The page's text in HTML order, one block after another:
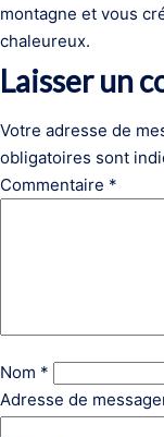
montagne et vous
chaleureux.
Laisser un
Votre adresse de
obligatoires sont
Commentaire *
Nom *
Adresse de